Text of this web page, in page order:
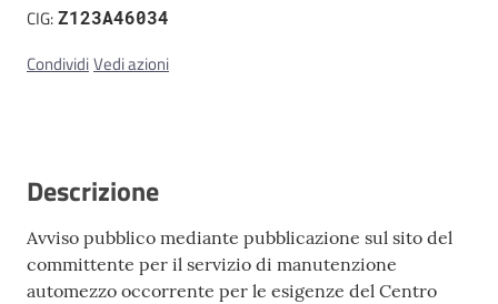
CIG:Z123A46034
CondividiVedi azioni
Descrizione
Avviso pubblico mediante pubblicazione sul sito del
committente per il servizio di manutenzione
automezzo occorrente per le esigenze del Centro